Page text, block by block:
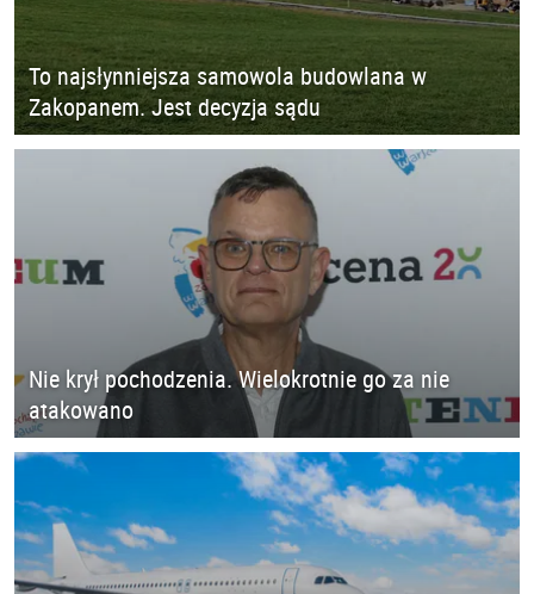
To najsłynniejsza samowola budowlana w
Zakopanem. Jest decyzja sądu
Nie krył pochodzenia. Wielokrotnie go za nie
atakowano